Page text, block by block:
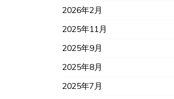
2026年2月
2025年11月
2025年9月
2025年8月
2025年7月